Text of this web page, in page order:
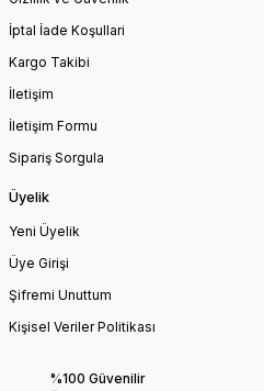
İptal İade Koşullari
Kargo Takibi
İletişim
İletişim Formu
Sipariş Sorgula
Üyelik
Yeni Üyelik
Üye Girişi
Şifremi Unuttum
Kişisel Veriler Politikası
%100 Güvenilir